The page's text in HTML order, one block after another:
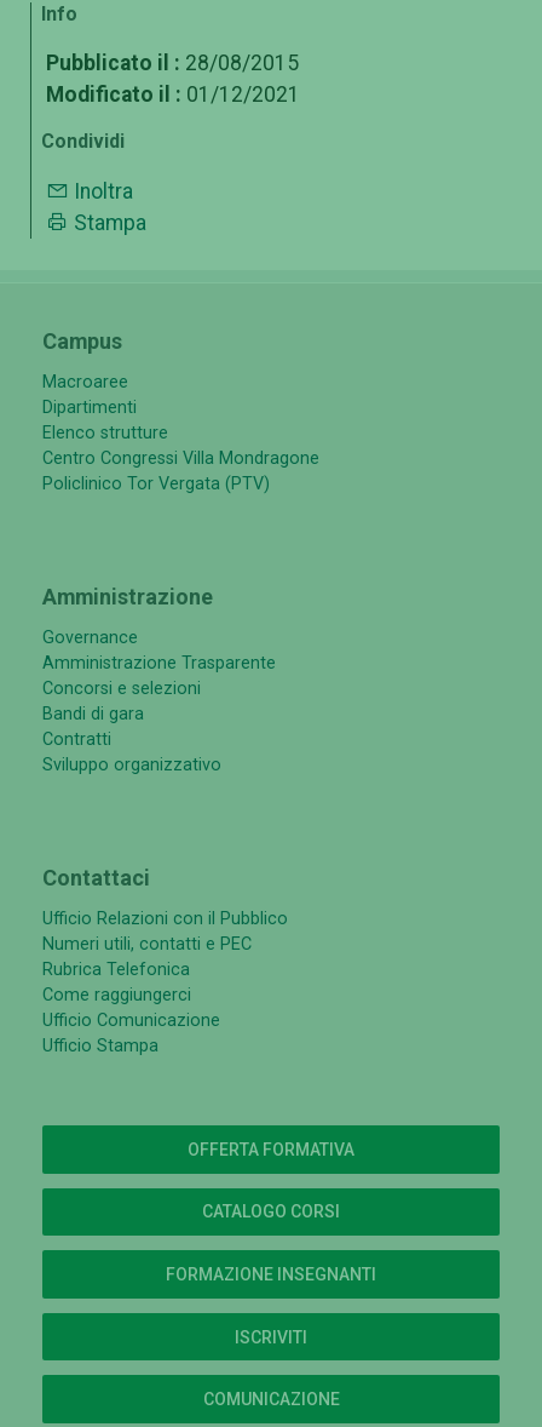
Info
Pubblicato il : 28/08/2015
Modificato il : 01/12/2021
Condividi
Inoltra
Stampa
Campus
Macroaree
Dipartimenti
Elenco strutture
Centro Congressi Villa Mondragone
Policlinico Tor Vergata (PTV)
Amministrazione
Governance
Amministrazione Trasparente
Concorsi e selezioni
Bandi di gara
Contratti
Sviluppo organizzativo
Contattaci
Ufficio Relazioni con il Pubblico
Numeri utili, contatti e PEC
Rubrica Telefonica
Come raggiungerci
Ufficio Comunicazione
Ufficio Stampa
OFFERTA FORMATIVA
CATALOGO CORSI
FORMAZIONE INSEGNANTI
ISCRIVITI
COMUNICAZIONE